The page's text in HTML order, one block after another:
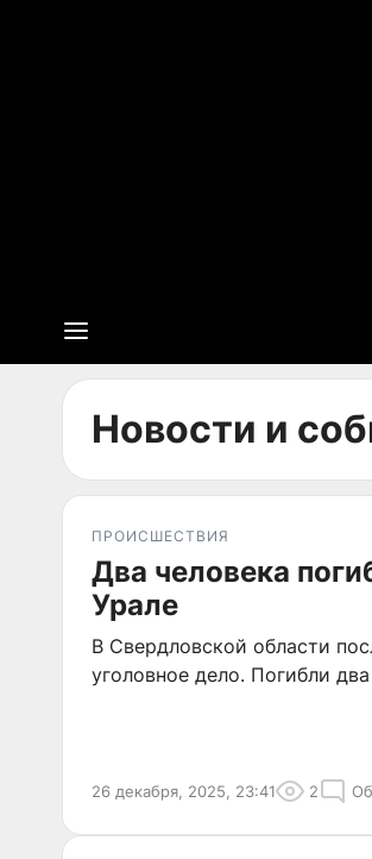
Новости и
ПРОИСШЕСТВИЯ
Два человека
Урале
В Свердловской области
уголовное дело. Погибли
26 декабря, 2025, 23:41 2